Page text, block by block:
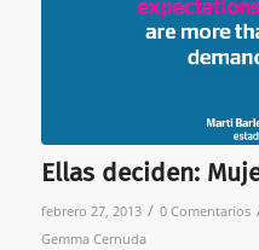
Ellas deciden:
febrero 27, 2013 / 0 Comentarios
Gemma Cernuda